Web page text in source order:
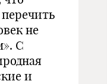
не
С
и